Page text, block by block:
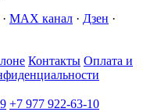
· MAX канал · Дзен ·
Контакты Оплата и
+7 977 922-63-10